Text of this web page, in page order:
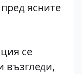
ясните
се
възгледи,